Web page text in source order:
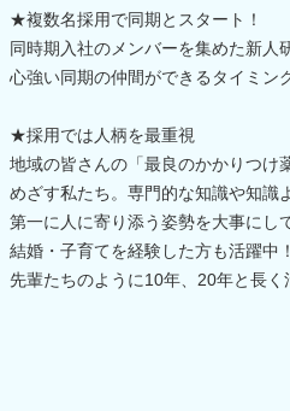
★複数名採用で同期とスタート！
同時期入社のメンバーを集めた新人
心強い同期の仲間ができるタイミン
★採用では人柄を最重視
地域の皆さんの「最良のかかりつけ
めざす私たち。専門的な知識や知識
第一に人に寄り添う姿勢を大事にし
結婚・子育てを経験した方も活躍中！
先輩たちのように10年、20年と長く